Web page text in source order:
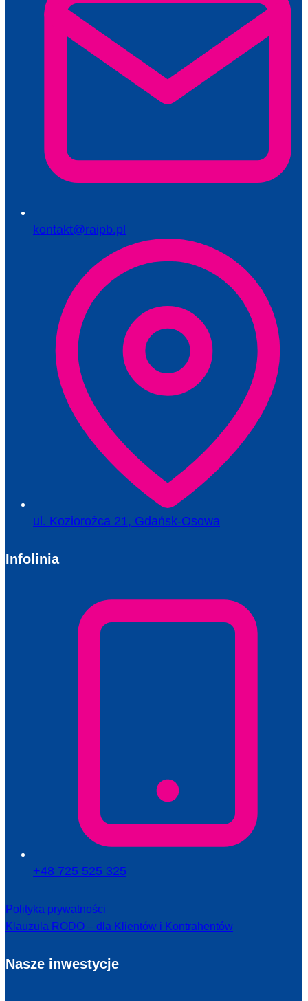
kontakt@raipb.pl
ul. Koziorożca 21, Gdańsk-Osowa
Infolinia
+48 725 525 325
Polityka prywatności
Klauzula RODO – dla Klientów i Kontrahentów
Nasze inwestycje